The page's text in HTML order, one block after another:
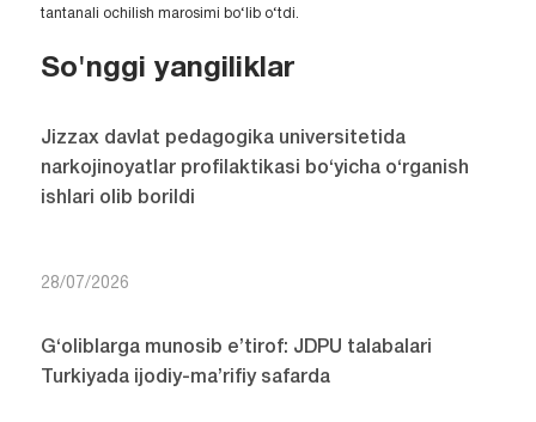
tantanali ochilish marosimi bo‘lib o‘tdi.
So'nggi yangiliklar
Jizzax davlat pedagogika universitetida
narkojinoyatlar profilaktikasi bo‘yicha o‘rganish
ishlari olib borildi
28/07/2026
G‘oliblarga munosib e’tirof: JDPU talabalari
Turkiyada ijodiy-ma’rifiy safarda